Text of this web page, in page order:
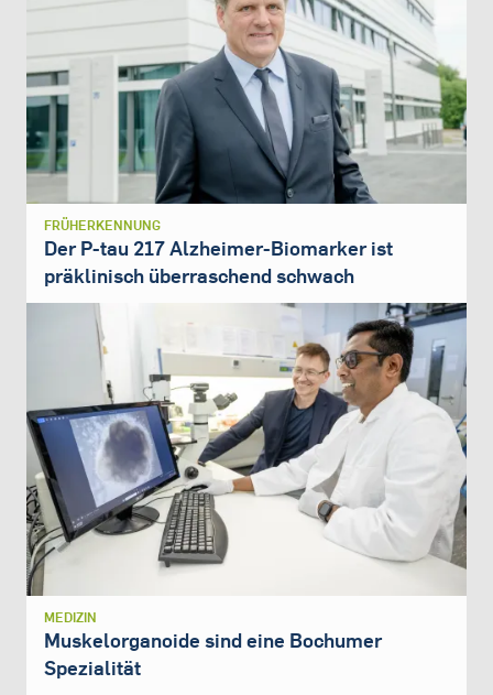
FRÜHERKENNUNG
Der P-tau 217 Alzheimer-Biomarker ist
präklinisch überraschend schwach
MEDIZIN
Muskelorganoide sind eine Bochumer
Spezialität